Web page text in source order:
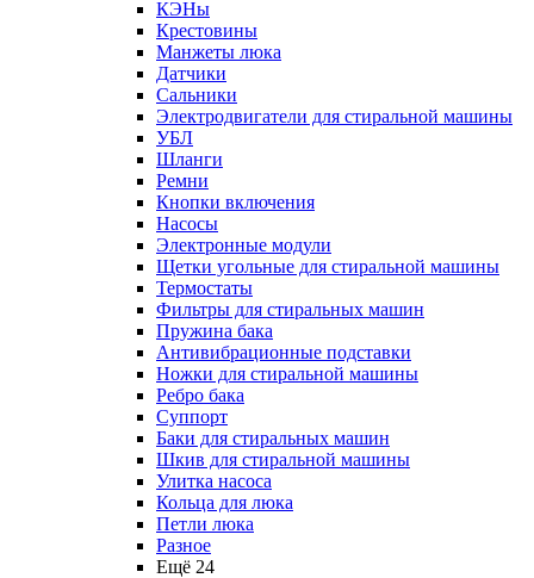
КЭНы
Крестовины
Манжеты люка
Датчики
Сальники
Электродвигатели для стиральной машины
УБЛ
Шланги
Ремни
Кнопки включения
Насосы
Электронные модули
Щетки угольные для стиральной машины
Термостаты
Фильтры для стиральных машин
Пружина бака
Антивибрационные подставки
Ножки для стиральной машины
Ребро бака
Суппорт
Баки для стиральных машин
Шкив для стиральной машины
Улитка насоса
Кольца для люка
Петли люка
Разное
Ещё 24